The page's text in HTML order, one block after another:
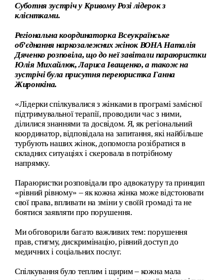
Cуботня зустріч у Кривому Розі лідерок з
клієнтками.
Регіональна координаторка Всеукраїнське
об’єднання наркозалежних жінок ВОНА Наталія
Дяченко розповіла, що до неї завітали параюристки
Юлія Михайлюк, Лариса Іващенко, а також на
зустрічі була присутня переюристка Ганна
Жиронкіна.
«Лідерки спілкувалися з жінками в програмі замісної
підтримувальної терапії, проводили час з ними,
ділилися знаннями та досвідом. Я, як регіональний
координатор, відповідала на запитання, які найбільше
турбують наших жінок, допомогла розібратися в
складних ситуаціях і скеровала в потрібному
напрямку.
Параюристки розповідали про адвокатуру та принцип
«рівний рівному» – як кожна жінка може відстоювати
свої права, впливати на зміни у своїй громаді та не
боятися заявляти про порушення.
Ми обговорили багато важливих тем: порушення
прав, стигму, дискримінацію, рівний доступ до
медичних і соціальних послуг.
Спілкування було теплим і щирим – кожна мала